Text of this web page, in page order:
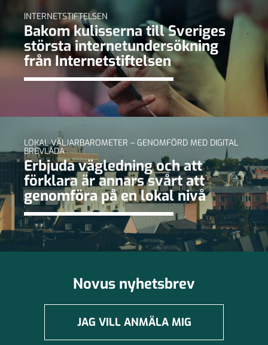
INTERNETSTIFTELSEN
Bakom kulisserna till Sveriges
största internetundersökning
från Internetstiftelsen
LOKAL VÄLJARBAROMETER – GENOMFÖRD MED DIGITAL
BREVLÅDA
Erbjuda vägledning och att
förklara är annars svårt att
genomföra på en lokal nivå
Novus nyhetsbrev
JAG VILL ANMÄLA MIG